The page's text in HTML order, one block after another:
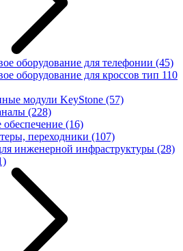
оборудование для телефонии (45)
оборудование для кроссов тип 110
модули KeyStone (57)
(228)
(16)
переходники (107)
инженерной инфраструктуры (28)